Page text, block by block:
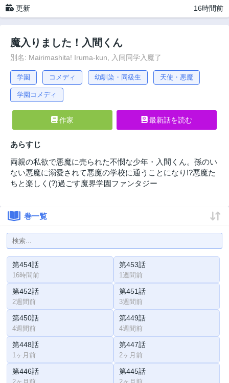
更新 16時間前
魔入りました！入間くん
別名: Mairimashita! Iruma-kun, 入间同学入魔了
学園 コメディ 幼馴染・同級生 天使・悪魔
学園コメディ
作家 最新話を読む
あらすじ
両親の私欲で悪魔に売られた不憫な少年・入間くん。孫のい
ない悪魔に溺愛されて悪魔の学校に通うことになり!?悪魔た
ちと楽しく(?)過ごす魔界学園ファンタジー
巻一覧
第454話
16時間前
第453話
1週間前
第452話
2週間前
第451話
3週間前
第450話
4週間前
第449話
4週間前
第448話
1ヶ月前
第447話
2ヶ月前
第446話 第445話